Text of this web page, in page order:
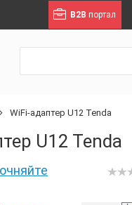
B2B портал
WiFi-адаптер U12 Tenda
U12 Tenda